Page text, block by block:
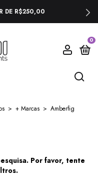
DE R$250,00
0
> + Marcas > Amberfig
Por favor, tente